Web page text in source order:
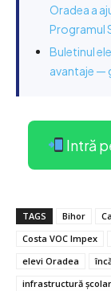
Oradea a
Programul
Buletinul
avantaje —
Intră
TAGS Bihor
Costa VOC Impex
elevi Oradea
infrastructură